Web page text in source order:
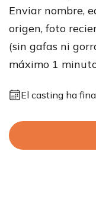
Enviar nombre,
origen, foto
(sin gafas ni
máximo 1
El casting ha